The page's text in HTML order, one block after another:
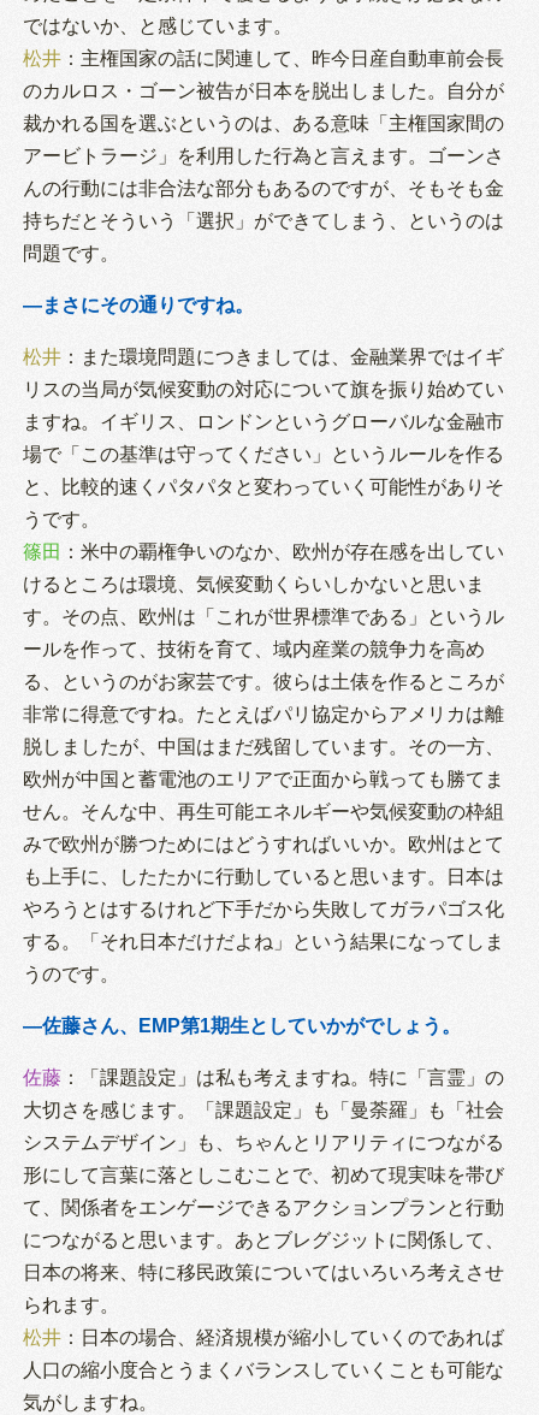
ではないか、と感じています。
松井：主権国家の話に関連して、昨今日産自動車前会長
のカルロス・ゴーン被告が日本を脱出しました。自分が
裁かれる国を選ぶというのは、ある意味「主権国家間の
アービトラージ」を利用した行為と言えます。ゴーンさ
んの行動には非合法な部分もあるのですが、そもそも金
持ちだとそういう「選択」ができてしまう、というのは
問題です。
―まさにその通りですね。
松井：また環境問題につきましては、金融業界ではイギ
リスの当局が気候変動の対応について旗を振り始めてい
ますね。イギリス、ロンドンというグローバルな金融市
場で「この基準は守ってください」というルールを作る
と、比較的速くパタパタと変わっていく可能性がありそ
うです。
篠田 ：米中の覇権争いのなか、欧州が存在感を出してい
けるところは環境、気候変動くらいしかないと思いま
す。その点、欧州は「これが世界標準である」というル
ールを作って、技術を育て、域内産業の競争力を高め
る、というのがお家芸です。彼らは土俵を作るところが
非常に得意ですね。たとえばパリ協定からアメリカは離
脱しましたが、中国はまだ残留しています。その一方、
欧州が中国と蓄電池のエリアで正面から戦っても勝てま
せん。そんな中、再生可能エネルギーや気候変動の枠組
みで欧州が勝つためにはどうすればいいか。欧州はとて
も上手に、したたかに行動していると思います。日本は
やろうとはするけれど下手だから失敗してガラパゴス化
する。「それ日本だけだよね」という結果になってしま
うのです。
―佐藤さん、EMP第1期生としていかがでしょう。
佐藤：「課題設定」は私も考えますね。特に「言霊」の
大切さを感じます。「課題設定」も「曼荼羅」も「社会
システムデザイン」も、ちゃんとリアリティにつながる
形にして言葉に落としこむことで、初めて現実味を帯び
て、関係者をエンゲージできるアクションプランと行動
につながると思います。あとブレグジットに関係して、
日本の将来、特に移民政策についてはいろいろ考えさせ
られます。
松井：日本の場合、経済規模が縮小していくのであれば
人口の縮小度合とうまくバランスしていくことも可能な
気がしますね。